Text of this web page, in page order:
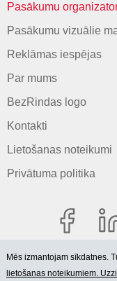
Pasākumu
Pasākumu vizuālie
Reklāmas iespējas
Par mums
BezRindas logo
Kontakti
Lietošanas noteikumi
Privātuma politika
Mēs izmantojam sīkdatnes.
lietošanas noteikumiem.